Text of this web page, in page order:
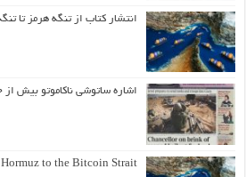
انتشار کتاب از تنگه هرمز تا
اشاره ساتوشی ناکاموتو بیش
to the Bitcoin Strait